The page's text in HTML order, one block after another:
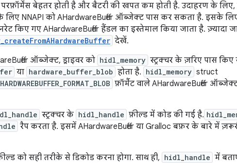
बेहतर होती है और बैटरी की खपत कम होती है. उदाहरण के
लिए NNAPI को AHardwareBuffer ऑब्जेक्ट पास कर सकता है. इसके
किए गए AHardwareBuffer हैंडल का इस्तेमाल किया जाता है. ज़्यादा
देखें.
ऑब्जेक्ट, ड्राइवर को hidl_memory स्ट्रक्चर के ज़रिए पास किए
या hardware_buffer_blob होता है. hidl_memory struct
फ़ॉर्मैट वाले AHardwareBuffer
स्ट्रक्चर के hidl_handle फ़ील्ड में कोड की गई है.
रैप करता है. इसमें AHardwareBuffer या Gralloc बफ़र के बारे में
को सही तरीके से डिकोड करना होगा. साथ ही, hidl_handle में